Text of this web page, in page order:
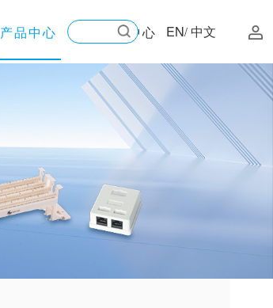
产品中心 新闻中心 EN/ 中文